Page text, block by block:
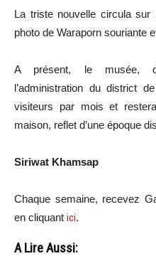
La triste nouvelle circula
photo de Waraporn souriante
A présent, le musée,
l’administration du district
visiteurs par mois et
maison, reflet d’une époque
Siriwat Khamsap
Chaque semaine, recevez
en cliquant ici.
A Lire Aussi: